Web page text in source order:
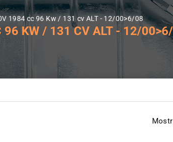
1984 cc 96 Kw / 131 cv ALT - 12/00>6/08
96 KW / 131 CV ALT - 12/